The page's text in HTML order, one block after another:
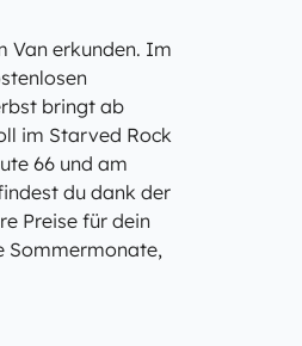
Van erkunden. Im
bringt ab
im Starved Rock
66 und am
du dank der
Preise für dein
Sommermonate,